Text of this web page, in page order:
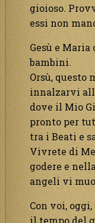
gioioso.
essi non
Gesù e
bambini.
Orsù, questo
innalzarvi
dove il Mio
pronto per
tra i Beati e
Vivrete di
godere e
angeli vi
Con voi,
il tempo del